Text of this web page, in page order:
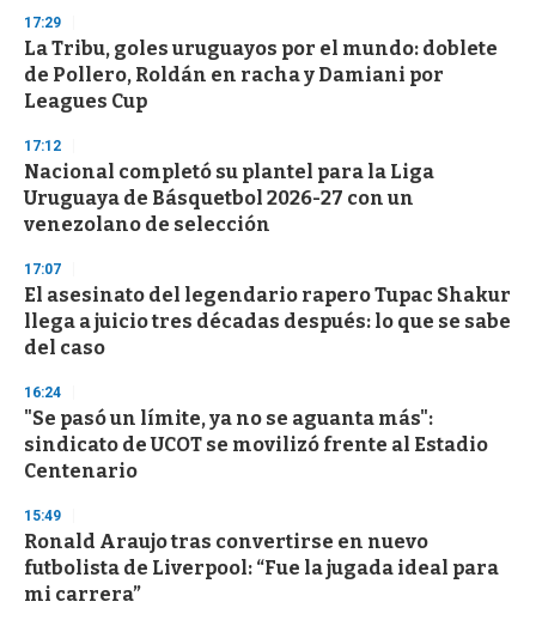
3
s
e
c
o
d
s
17:29
La Tribu, goles uruguayos por el mundo: doblete
de Pollero, Roldán en racha y Damiani por
Leagues Cup
17:12
Nacional completó su plantel para la Liga
Uruguaya de Básquetbol 2026-27 con un
venezolano de selección
17:07
El asesinato del legendario rapero Tupac Shakur
llega a juicio tres décadas después: lo que se sabe
del caso
16:24
"Se pasó un límite, ya no se aguanta más":
sindicato de UCOT se movilizó frente al Estadio
Centenario
15:49
Ronald Araujo tras convertirse en nuevo
futbolista de Liverpool: “Fue la jugada ideal para
mi carrera”